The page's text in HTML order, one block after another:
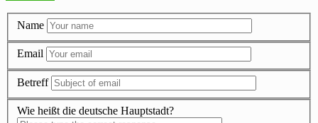
Name
Email
Betreff
Wie heißt die deutsche Hauptstadt?